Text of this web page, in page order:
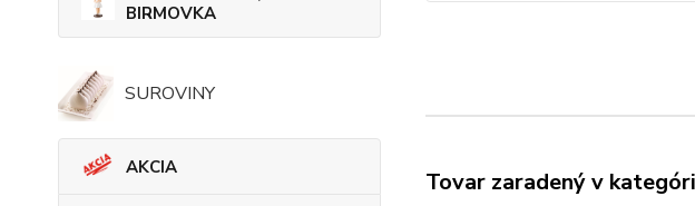
BIRMOVKA
SUROVINY
AKCIA
Tovar zaradený v